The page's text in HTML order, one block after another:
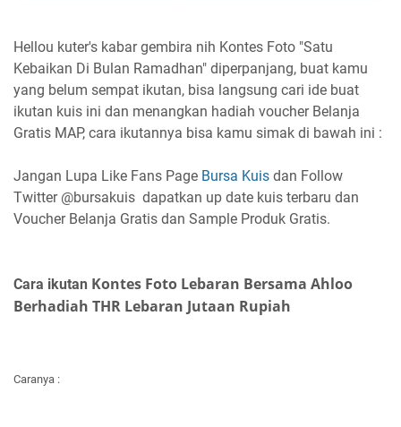
Hellou kuter's kabar gembira nih Kontes Foto "Satu
Kebaikan Di Bulan Ramadhan" diperpanjang, buat kamu
yang belum sempat ikutan, bisa langsung cari ide buat
ikutan kuis ini dan menangkan hadiah voucher Belanja
Gratis MAP, cara ikutannya bisa kamu simak di bawah ini :
Jangan Lupa Like Fans Page Bursa Kuis dan Follow
Twitter @bursakuis dapatkan up date kuis terbaru dan
Voucher Belanja Gratis dan Sample Produk Gratis.
Cara ikutan Kontes Foto Lebaran Bersama Ahloo
Berhadiah THR Lebaran Jutaan Rupiah
Caranya :